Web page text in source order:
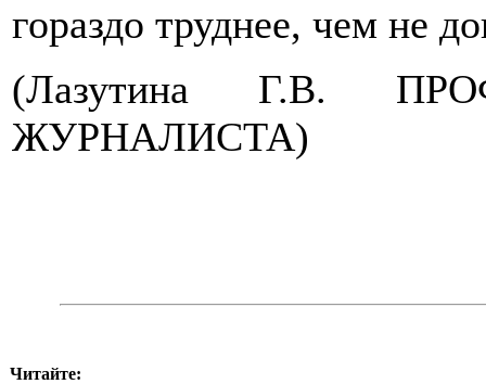
гораздо труднее, чем не
(Лазутина Г.В.
ЖУРНАЛИСТА)
Читайте: